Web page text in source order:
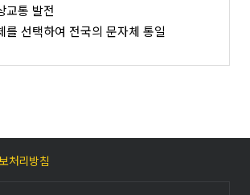
교통 발전
를 선택하여 전국의 문자체 통일
처리방침